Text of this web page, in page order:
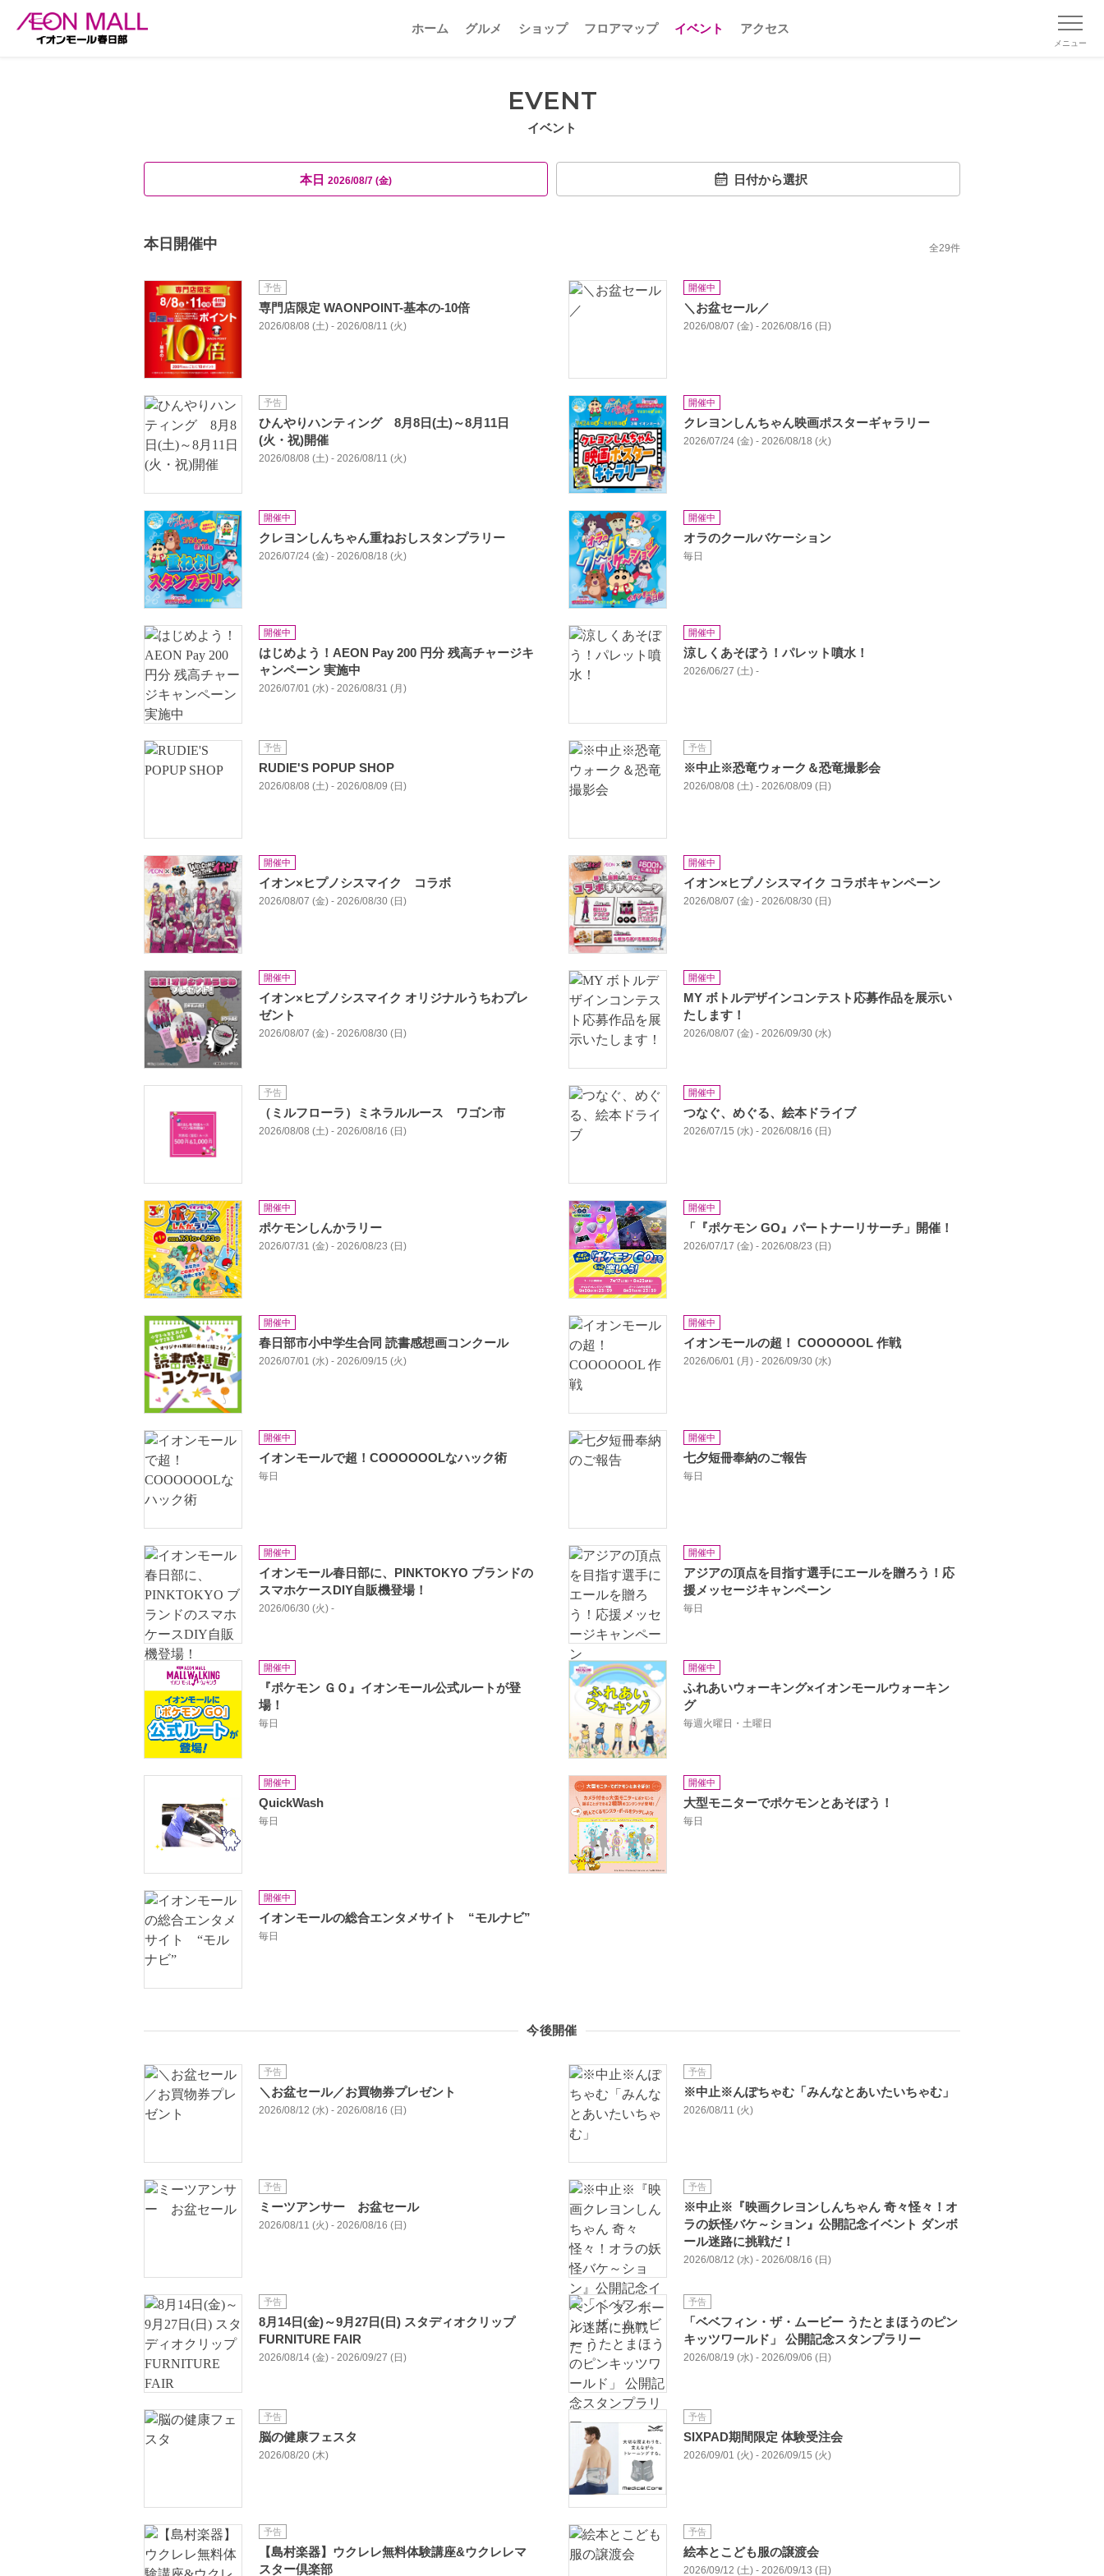
ホーム グルメ ショップ フロアマップ イベント アクセス
メニュー
EVENT
イベント
本日 2026/08/7 (金) 日付から選択
本日開催中 全29件
予告
専門店限定 WAONPOINT-基本の-10倍
2026/08/08 (土) - 2026/08/11 (火)
開催中
＼お盆セール／
2026/08/07 (金) - 2026/08/16 (日)
予告
ひんやりハンティング 8月8日(土)～8月11日
(火・祝)開催
2026/08/08 (土) - 2026/08/11 (火)
開催中
クレヨンしんちゃん映画ポスターギャラリー
2026/07/24 (金) - 2026/08/18 (火)
開催中
クレヨンしんちゃん重ねおしスタンプラリー
2026/07/24 (金) - 2026/08/18 (火)
開催中
オラのクールバケーション
毎日
開催中
はじめよう！AEON Pay 200 円分 残高チャージキ
ャンペーン 実施中
2026/07/01 (水) - 2026/08/31 (月)
開催中
涼しくあそぼう！パレット噴水！
2026/06/27 (土) -
予告
RUDIE'S POPUP SHOP
2026/08/08 (土) - 2026/08/09 (日)
予告
※中止※恐竜ウォーク＆恐竜撮影会
2026/08/08 (土) - 2026/08/09 (日)
開催中
イオン×ヒプノシスマイク コラボ
2026/08/07 (金) - 2026/08/30 (日)
開催中
イオン×ヒプノシスマイク コラボキャンペーン
2026/08/07 (金) - 2026/08/30 (日)
開催中
イオン×ヒプノシスマイク オリジナルうちわプレ
ゼント
2026/08/07 (金) - 2026/08/30 (日)
開催中
MY ボトルデザインコンテスト応募作品を展⽰い
たします！
2026/08/07 (金) - 2026/09/30 (水)
予告
（ミルフローラ）ミネラルルース ワゴン市
2026/08/08 (土) - 2026/08/16 (日)
開催中
つなぐ、めぐる、絵本ドライブ
2026/07/15 (水) - 2026/08/16 (日)
開催中
ポケモンしんかラリー
2026/07/31 (金) - 2026/08/23 (日)
開催中
「『ポケモン GO』パートナーリサーチ」開催！
2026/07/17 (金) - 2026/08/23 (日)
開催中
春日部市小中学生合同 読書感想画コンクール
2026/07/01 (水) - 2026/09/15 (火)
開催中
イオンモールの超！ COOOOOOL 作戦
2026/06/01 (月) - 2026/09/30 (水)
開催中
イオンモールで超！COOOOOOLなハック術
毎日
開催中
七夕短冊奉納のご報告
毎日
開催中
イオンモール春日部に、PINKTOKYO ブランドの
スマホケースDIY自販機登場！
2026/06/30 (火) -
開催中
アジアの頂点を目指す選手にエールを贈ろう！応
援メッセージキャンペーン
毎日
開催中
『ポケモン ＧＯ』イオンモール公式ルートが登
場！
毎日
開催中
ふれあいウォーキング×イオンモールウォーキン
グ
毎週火曜日・土曜日
開催中
QuickWash
毎日
開催中
大型モニターでポケモンとあそぼう！
毎日
開催中
イオンモールの総合エンタメサイト “モルナビ”
毎日
今後開催
予告
＼お盆セール／お買物券プレゼント
2026/08/12 (水) - 2026/08/16 (日)
予告
※中止※んぽちゃむ「みんなとあいたいちゃむ」
2026/08/11 (火)
予告
ミーツアンサー お盆セール
2026/08/11 (火) - 2026/08/16 (日)
予告
※中止※『映画クレヨンしんちゃん 奇々怪々！オ
ラの妖怪バケ～ション』公開記念イベント ダンボ
ール迷路に挑戦だ！
2026/08/12 (水) - 2026/08/16 (日)
予告
8月14日(金)～9月27日(日) スタディオクリップ
FURNITURE FAIR
2026/08/14 (金) - 2026/09/27 (日)
予告
「ベベフィン・ザ・ムービー うたとまほうのピン
キッツワールド」 公開記念スタンプラリー
2026/08/19 (水) - 2026/09/06 (日)
予告
脳の健康フェスタ
2026/08/20 (木)
予告
SIXPAD期間限定 体験受注会
2026/09/01 (火) - 2026/09/15 (火)
予告
【島村楽器】ウクレレ無料体験講座&ウクレレマ
スター倶楽部
予告
絵本とこども服の譲渡会
2026/09/12 (土) - 2026/09/13 (日)